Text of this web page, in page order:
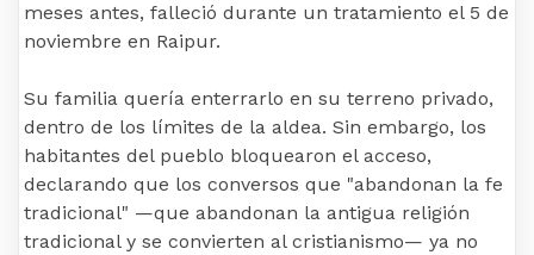
meses antes, falleció durante un tratamiento el 5 de
noviembre en Raipur.
Su familia quería enterrarlo en su terreno privado,
dentro de los límites de la aldea. Sin embargo, los
habitantes del pueblo bloquearon el acceso,
declarando que los conversos que "abandonan la fe
tradicional" —que abandonan la antigua religión
tradicional y se convierten al cristianismo— ya no